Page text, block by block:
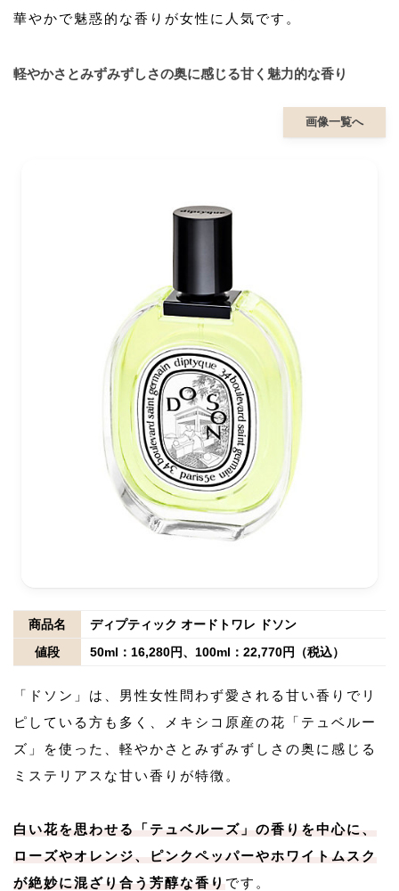
華やかで魅惑的な香りが女性に人気です。
軽やかさとみずみずしさの奥に感じる甘く魅力的な香り
画像一覧へ
商品名
ディプティック オードトワレ ドソン
値段
50ml：16,280円、100ml：22,770円（税込）
「ドソン」は、男性女性問わず愛される甘い香りでリ
ピしている方も多く、メキシコ原産の花「テュベルー
ズ」を使った、軽やかさとみずみずしさの奥に感じる
ミステリアスな甘い香りが特徴。
白い花を思わせる「テュベルーズ」の香りを中心に、
ローズやオレンジ、ピンクペッパーやホワイトムスク
が絶妙に混ざり合う芳醇な香り です。